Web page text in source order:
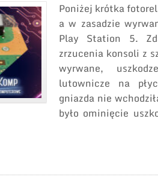
Poniżej krótka
a w zasadzie
Play Station 5.
zrzucenia konsoli z
wyrwane,
lutownicze na
gniazda nie
było ominięcie